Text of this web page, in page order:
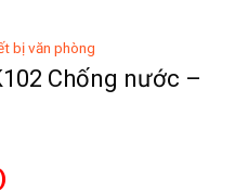
bị văn phòng
Chống nước –